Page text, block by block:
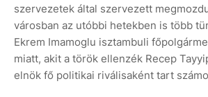
szervezetek által szervezett
városban az utóbbi hetekben is több
Ekrem Imamoglu isztambuli
miatt, akit a török ellenzék Recep
elnök fő politikai riválisaként tart